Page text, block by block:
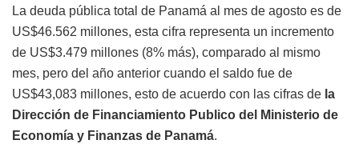
La deuda pública total de Panamá al mes de agosto es de
US$46.562 millones, esta cifra representa un incremento
de US$3.479 millones (8% más), comparado al mismo
mes, pero del año anterior cuando el saldo fue de
US$43,083 millones, esto de acuerdo con las cifras de la
Dirección de Financiamiento Publico del Ministerio de
Economía y Finanzas de Panamá.